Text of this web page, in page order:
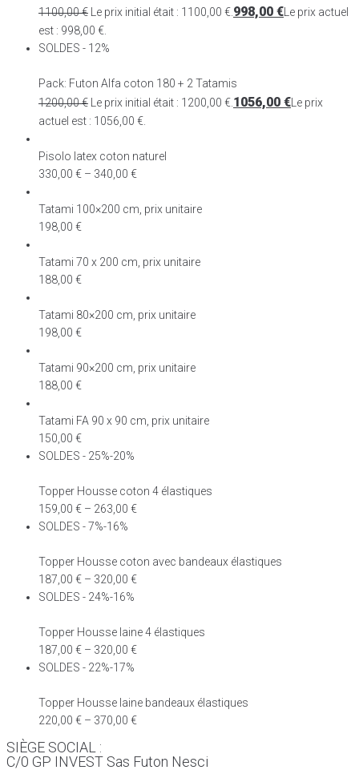
1100,00€ Le prix initial était : 1100,00 €. 998,00 € Le prix actuel
est : 998,00 €.
SOLDES - 12%
Pack: Futon Alfa coton 180 + 2 Tatamis
1200,00€ Le prix initial était : 1200,00 €. 1056,00 € Le prix
actuel est : 1056,00 €.
Pisolo latex coton naturel
330,00 € – 340,00 €
Tatami 100×200 cm, prix unitaire
198,00 €
Tatami 70 x 200 cm, prix unitaire
188,00 €
Tatami 80×200 cm, prix unitaire
198,00 €
Tatami 90×200 cm, prix unitaire
188,00 €
Tatami FA 90 x 90 cm, prix unitaire
150,00 €
SOLDES - 25%-20%
Topper Housse coton 4 élastiques
159,00 € – 263,00 €
SOLDES - 7%-16%
Topper Housse coton avec bandeaux élastiques
187,00 € – 320,00 €
SOLDES - 24%-16%
Topper Housse laine 4 élastiques
187,00 € – 320,00 €
SOLDES - 22%-17%
Topper Housse laine bandeaux élastiques
220,00 € – 370,00 €
SIÈGE SOCIAL :
C/0 GP INVEST Sas Futon Nesci